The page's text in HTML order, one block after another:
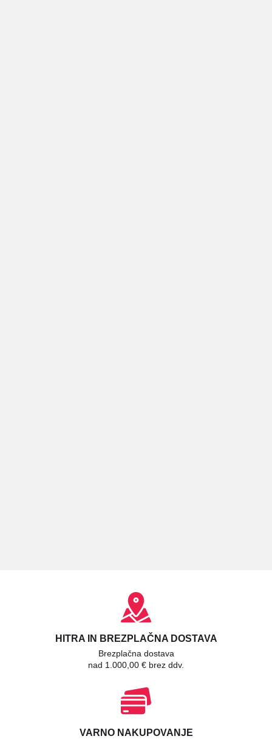
HITRA IN BREZPLAČNA DOSTAVA
Brezplačna dostava
nad 1.000,00 € brez ddv.
VARNO NAKUPOVANJE